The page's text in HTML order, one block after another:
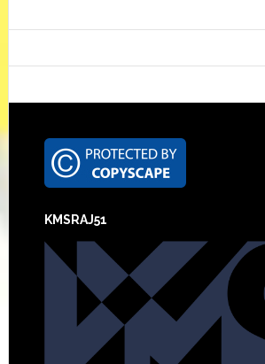
Footer
KMSRAJ51